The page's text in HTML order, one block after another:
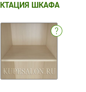
ШКАФА